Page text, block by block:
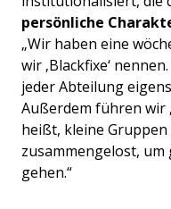
persönliche
„Wir haben eine
wir ‚Blackfixe‘
jeder Abteilung
Außerdem führen wir
heißt, kleine
zusammengelost,
gehen.“